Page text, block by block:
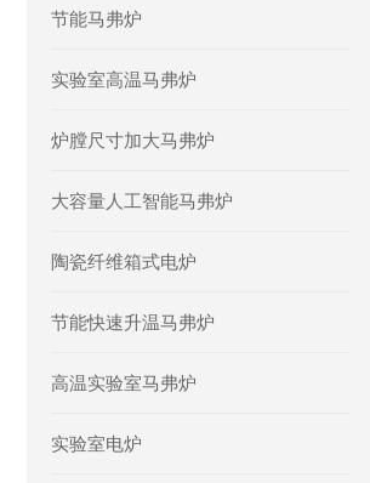
节能马弗炉
实验室高温马弗炉
炉膛尺寸加大马弗炉
大容量人工智能马弗炉
陶瓷纤维箱式电炉
节能快速升温马弗炉
高温实验室马弗炉
实验室电炉